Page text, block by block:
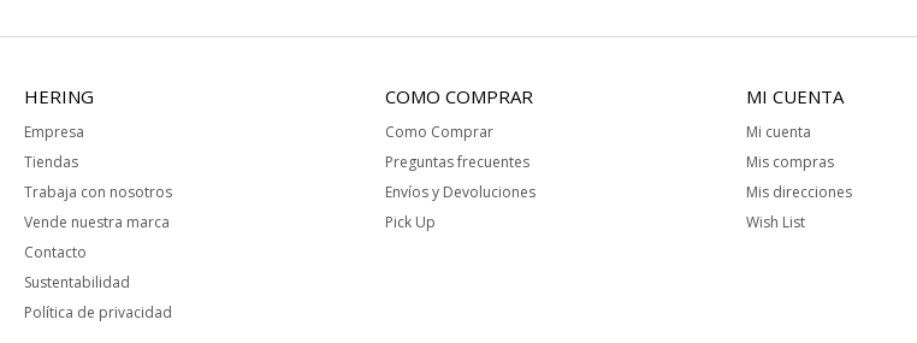
HERING
Empresa
Tiendas
Trabaja con nosotros
Vende nuestra marca
Contacto
Sustentabilidad
Política de privacidad
COMO COMPRAR
Como Comprar
Preguntas frecuentes
Envíos y Devoluciones
Pick Up
MI CUENTA
Mi cuenta
Mis compras
Mis direcciones
Wish List